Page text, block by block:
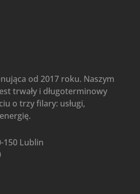
od 2017 roku. Naszym
trwały i długoterminowy
o trzy filary: usługi,
150 Lublin